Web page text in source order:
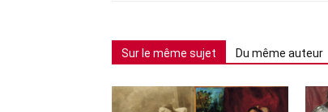
Sur le même sujet Du même auteur